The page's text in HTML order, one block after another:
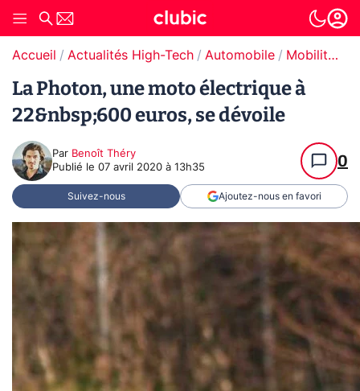
Accueil Actualités High-Tech Automobile Mobilité urbaine électrique
La Photon, une moto électrique à
22&nbsp;600 euros, se dévoile
Par Benoît Théry
Publié le 07 avril 2020 à 13h35 0
Suivez-nous Ajoutez-nous en favori